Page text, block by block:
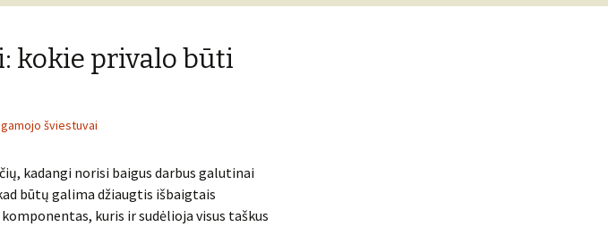
kokie privalo būti
šviestuvai
kadangi norisi baigus darbus galutinai
būtų galima džiaugtis išbaigtais
kuris ir sudėlioja visus taškus